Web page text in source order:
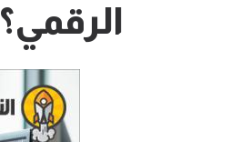
الرقمي؟